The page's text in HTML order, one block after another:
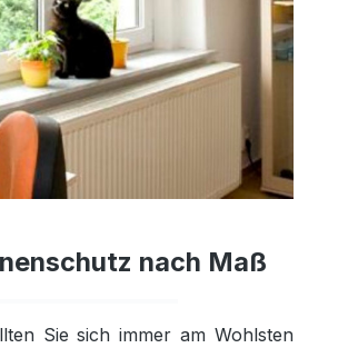
nach Maß
Sie sich immer am Wohlsten